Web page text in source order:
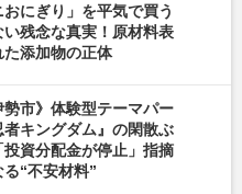
おにぎり」を平気で買う
い残念な真実！原材料表
た添加物の正体
勢市》体験型テーマパー
者キングダム』の閑散ぶ
投資分配金が停止」指摘
“不安材料”